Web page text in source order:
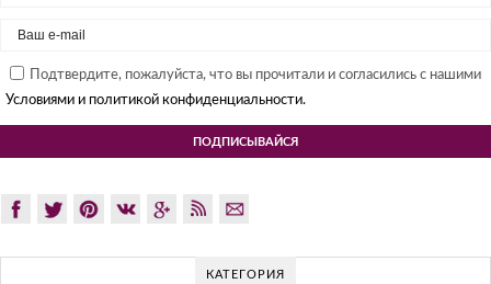
Подтвердите, пожалуйста, что вы прочитали и согласились с нашими
Условиями и политикой конфиденциальности.
КАТЕГОРИЯ